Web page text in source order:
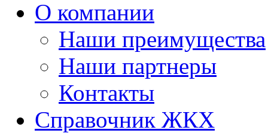
О компании
Наши преимущества
Наши партнеры
Контакты
Справочник ЖКХ